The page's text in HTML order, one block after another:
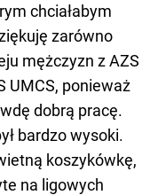
chciałabym
zarówno
mężczyzn z AZS
UMCS, ponieważ
dobrą pracę.
bardzo wysoki.
koszykówkę,
na ligowych